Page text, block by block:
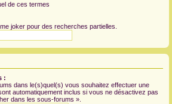
de ces termes
joker pour des recherches partielles.
:
dans le(s)quel(s) vous souhaitez effectuer une
automatiquement inclus si vous ne désactivez pas
dans les sous-forums ».